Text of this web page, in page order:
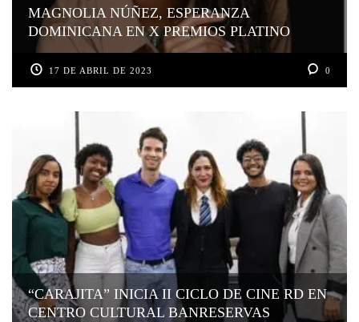
MAGNOLIA NÚÑEZ, ESPERANZA
DOMINICANA EN X PREMIOS PLATINO
17 DE ABRIL DE 2023 0
“CARAJITA” INICIA II CICLO DE CINE RD EN
CENTRO CULTURAL BANRESERVAS